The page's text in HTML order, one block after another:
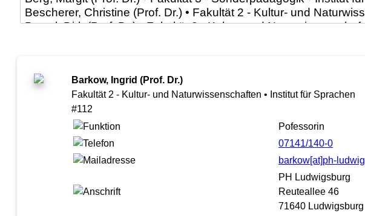
Barkow, Ingrid (Prof. Dr.)
Fakultät 2 - Kultur- und Naturwissenschaften • Institut für Sprachen
#112
Pofessorin
07141/140-0
barkow[at]ph-
PH Ludwigsburg
Reuteallee 46
71640 Ludwigsburg